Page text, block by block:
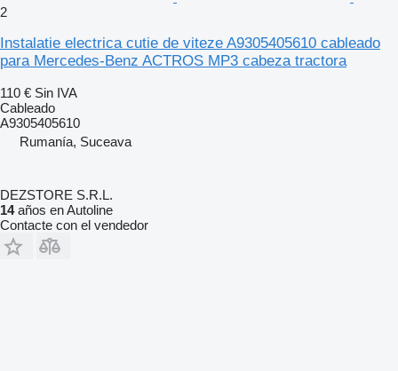
2
Instalatie electrica cutie de viteze A9305405610 cableado
para Mercedes-Benz ACTROS MP3 cabeza tractora
110 € Sin IVA
Cableado
A9305405610
Rumanía, Suceava
DEZSTORE S.R.L.
14años en Autoline
Contacte con el vendedor